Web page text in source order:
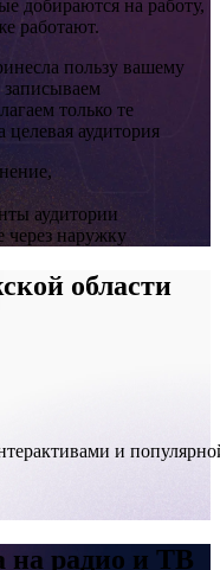
добираются на работу,
работают.
пользу вашему
только те
аудитория
аудитории
через наружку
области
и
на радио и ТВ